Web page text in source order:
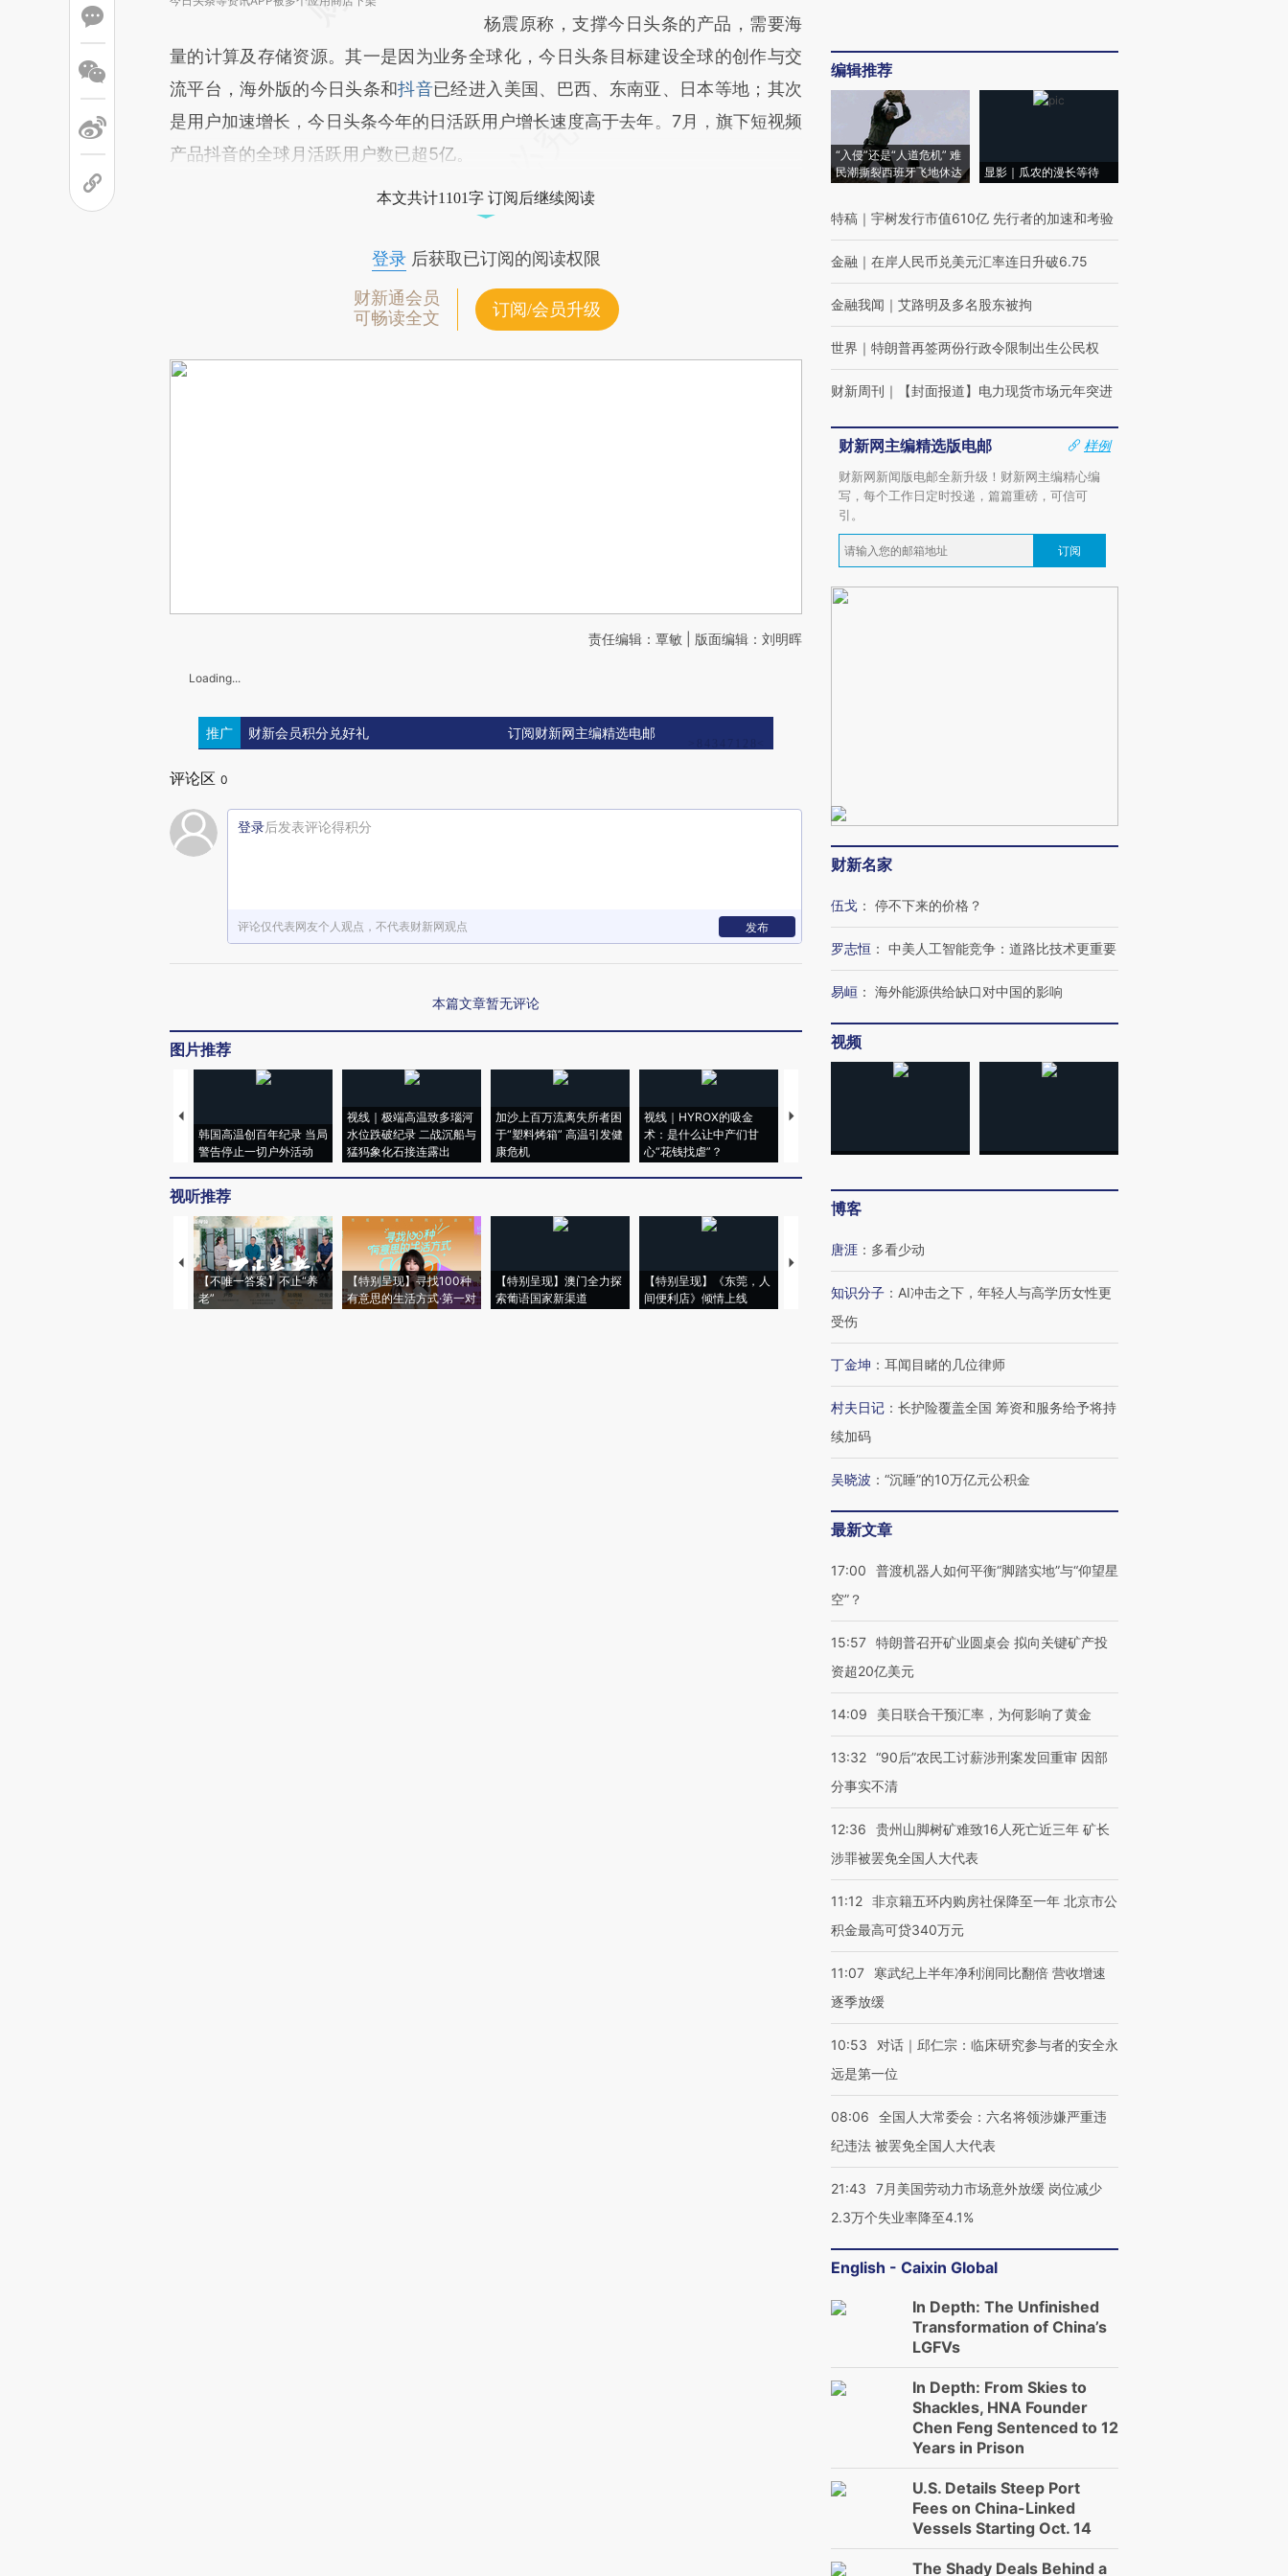
杨震原称，支撑今日头条的产品，需要海
量的计算及存储资源。其一是因为业务全球化，今日头条目标建设全球的创作与交
流平台，海外版的今日头条和抖音已经进入美国、巴西、东南亚、日本等地；其次
是用户加速增长，今日头条今年的日活跃用户增长速度高于去年。7月，旗下短视频
产品抖音的全球月活跃用户数已超5亿。
本文共计1101字 订阅后继续阅读
登录后获取已订阅的阅读权限
财新通会员
可畅读全文
订阅/会员升级
责任编辑：覃敏 | 版面编辑：刘明晖
Loading...
推广 财新会员积分兑好礼 订阅财新网主编精选电邮
评论区 0
登录后发表评论得积分
评论仅代表网友个人观点，不代表财新网观点 发布
本篇文章暂无评论
图片推荐
韩国高温创百年纪录 当局
警告停止一切户外活动
视线｜极端高温致多瑙河
水位跌破纪录 二战沉船与
猛犸象化石接连露出
加沙上百万流离失所者困
于“塑料烤箱” 高温引发健
康危机
视线｜HYROX的吸金
术：是什么让中产们甘
心“花钱找虐”？
马航飞行员跨国走私7万
育部长拱下台
飞地休达
视听推荐
【不唯一答案】不止“养
老”
【特别呈现】寻找100种
有意思的生活方式·第一对
【特别呈现】澳门全力探
索葡语国家新渠道
【特别呈现】《东莞，人
间便利店》倾情上线
【推广】走进第四届链博
有意思的生活方式·第三对
住三大增长引擎是什么？
编辑推荐
“入侵”还是“人道危机” 难
民潮撕裂西班牙飞地休达
显影｜瓜农的漫长等待
特稿 ｜ 宇树发行市值610亿 先行者的加速和考验
金融 ｜ 在岸人民币兑美元汇率连日升破6.75
金融我闻 ｜ 艾路明及多名股东被拘
世界 ｜ 特朗普再签两份行政令限制出生公民权
财新周刊 ｜ 【封面报道】电力现货市场元年突进
财新网主编精选版电邮
样例
财新网新闻版电邮全新升级！财新网主编精心编
写，每个工作日定时投递，篇篇重磅，可信可
引。
订阅
财新名家
伍戈 ： 停不下来的价格？
罗志恒 ： 中美人工智能竞争：道路比技术更重要
易峘 ： 海外能源供给缺口对中国的影响
视频
博客
唐涯 ： 多看少动
知识分子 ： AI冲击之下，年轻人与高学历女性更
受伤
丁金坤 ： 耳闻目睹的几位律师
村夫日记 ： 长护险覆盖全国 筹资和服务给予将持
续加码
吴晓波 ： “沉睡”的10万亿元公积金
最新文章
17:00
普渡机器人如何平衡“脚踏实地”与“仰望星
空”？
15:57 特朗普召开矿业圆桌会 拟向关键矿产投
资超20亿美元
14:09 美日联合干预汇率，为何影响了黄金
13:32 “90后”农民工讨薪涉刑案发回重审 因部
分事实不清
12:36
贵州山脚树矿难致16人死亡近三年 矿长
涉罪被罢免全国人大代表
11:12 非京籍五环内购房社保降至一年 北京市公
积金最高可贷340万元
11:07
寒武纪上半年净利润同比翻倍 营收增速
逐季放缓
10:53
对话｜邱仁宗：临床研究参与者的安全永
远是第一位
08:06
全国人大常委会：六名将领涉嫌严重违
纪违法 被罢免全国人大代表
21:43
7月美国劳动力市场意外放缓 岗位减少
2.3万个失业率降至4.1%
English - Caixin Global
In Depth: The Unfinished
Transformation of China’s
LGFVs
In Depth: From Skies to
Shackles, HNA Founder
Chen Feng Sentenced to 12
Years in Prison
U.S. Details Steep Port
Fees on China-Linked
Vessels Starting Oct. 14
The Shady Deals Behind a